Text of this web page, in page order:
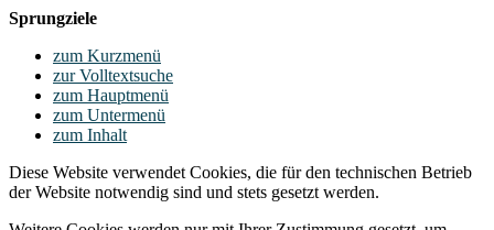
Sprungziele
zum Kurzmenü
zur Volltextsuche
zum Hauptmenü
zum Untermenü
zum Inhalt
Diese Website verwendet Cookies, die für den technischen Betrieb
der Website notwendig sind und stets gesetzt werden.